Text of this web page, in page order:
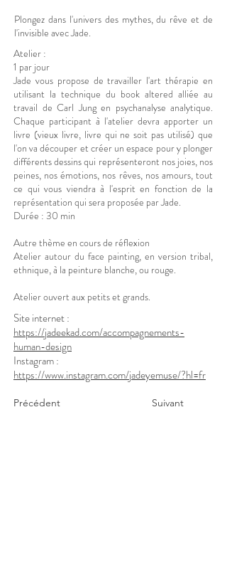
Plongez dans l'univers des mythes, du rêve et de
l'invisible avec Jade.
Précédent Suivant
Atelier :
1 par jour
Jade vous propose de travailler l'art thérapie en
utilisant la technique du book altered alliée au
travail de Carl Jung en psychanalyse analytique.
Chaque participant à l'atelier devra apporter un
livre (vieux livre, livre qui ne soit pas utilisé) que
l'on va découper et créer un espace pour y plonger
différents dessins qui représenteront nos joies, nos
peines, nos émotions, nos rêves, nos amours, tout
ce qui vous viendra à l'esprit en fonction de la
représentation qui sera proposée par Jade.
Durée : 30 min
Autre thème en cours de réflexion
Atelier autour du face painting, en version tribal,
ethnique, à la peinture blanche, ou rouge.
Atelier ouvert aux petits et grands.
Site internet :
https://jadeekad.com/accompagnements-
human-design
Instagram :
https://www.instagram.com/jadeyemuse/?hl=fr